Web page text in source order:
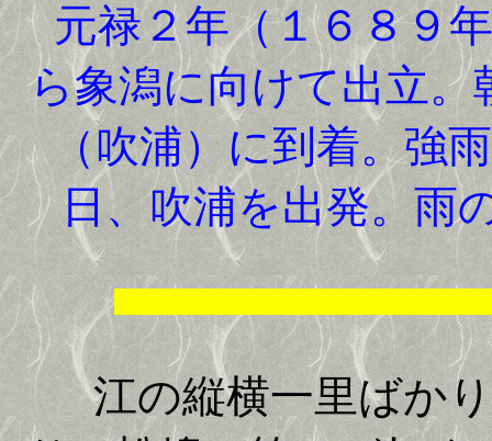
元禄２年（１６８９年
ら象潟に向けて出立。
（吹浦）に到着。強
日、吹浦を出発。雨
江の縦横一里ばか